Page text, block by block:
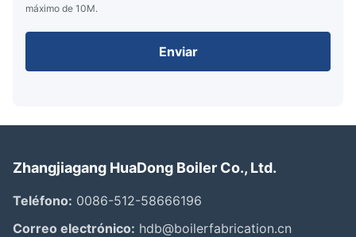
máximo de 10M.
Enviar
Zhangjiagang HuaDong Boiler Co., Ltd.
Teléfono: 0086-512-58666196
Correo electrónico: hdb@boilerfabrication.cn